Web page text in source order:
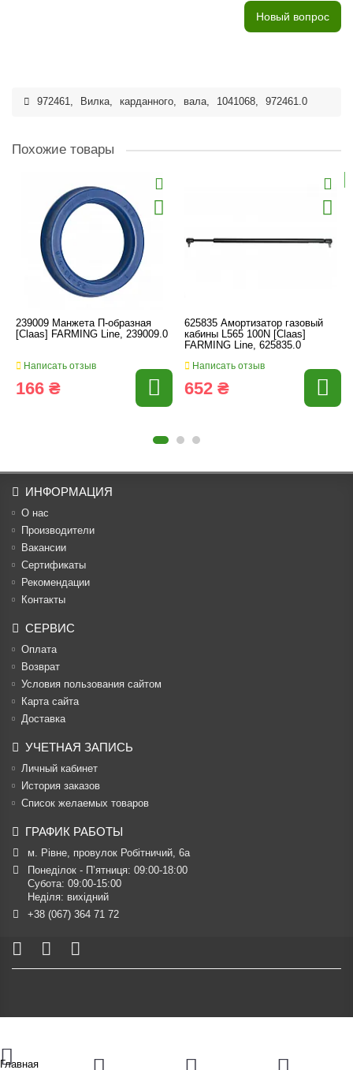
Новый вопрос
972461, Вилка, карданного, вала, 1041068, 972461.0
Похожие товары
239009 Манжета П-образная
[Claas] FARMING Line, 239009.0
Написать отзыв
166 ₴
625835 Амортизатор газовый
кабины L565 100N [Claas]
FARMING Line, 625835.0
Написать отзыв
652 ₴
ИНФОРМАЦИЯ
О нас
Производители
Вакансии
Cертификаты
Рекомендации
Контакты
СЕРВИС
Оплата
Возврат
Условия пользования сайтом
Карта сайта
Доставка
УЧЕТНАЯ ЗАПИСЬ
Личный кабинет
История заказов
Список желаемых товаров
ГРАФИК РАБОТЫ
м. Рівне, провулок Робітничий, 6а
Понеділок - П’ятниця: 09:00-18:00
Субота: 09:00-15:00
Неділя: вихідний
+38 (067) 364 71 72
Главная